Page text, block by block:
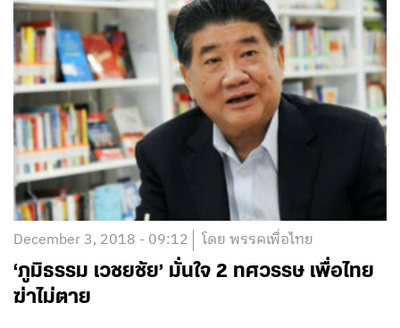
December 3, 2018 - 09:12 โดย พรรคเพื่อไทย
‘ภูมิธรรม เวชยชัย’ มั่นใจ 2 ทศวรรษ เพื่อไทย
ฆ่าไม่ตาย